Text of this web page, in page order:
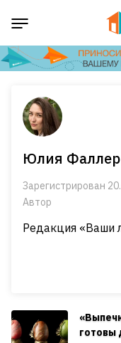
Юлия Фаллер
Зарегистрирован
Автор
Редакция «Ваши
готовы